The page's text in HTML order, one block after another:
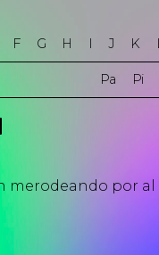
F G H I J K
Pa Pi
merodeando por